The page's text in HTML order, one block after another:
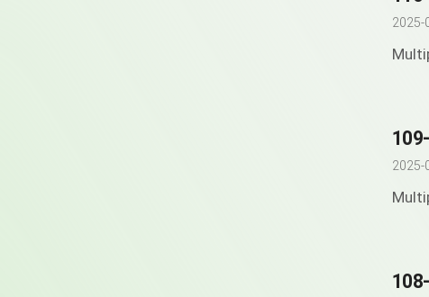
2025-
2025-